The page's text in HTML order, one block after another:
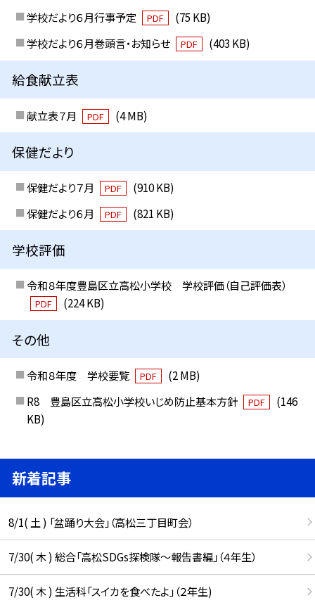
学校だより６月行事予定
PDF
(75 KB)
学校だより６月巻頭言・お知らせ
PDF (403 KB)
給食献立表
献立表７月 PDF (4 MB)
保健だより
保健だより７月 PDF
(910 KB)
保健だより６月
PDF (821 KB)
学校評価
令和８年度豊島区立高松小学校 学校評価（自己評価表）
PDF (224 KB)
その他
令和８年度 学校要覧 PDF
(2 MB)
R8 豊島区立高松小学校いじめ防止基本方針
PDF
(146
KB)
新着記事
8/1( 土 ) 「盆踊り大会」（高松三丁目町会）
7/30( 木 ) 総合「高松SDGs探検隊〜報告書編」（４年生）
7/30( 木 ) 生活科「スイカを食べたよ」（２年生)